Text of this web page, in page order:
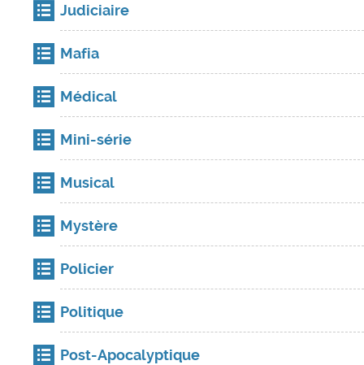
Judiciaire
Mafia
Médical
Mini-série
Musical
Mystère
Policier
Politique
Post-Apocalyptique